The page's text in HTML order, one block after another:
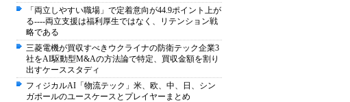
「両立しやすい職場」で定着意向が44.9ポイント上が
る----両立支援は福利厚生ではなく、リテンション戦
略である
三菱電機が買収すべきウクライナの防衛テック企業3
社をAI駆動型M&Aの方法論で特定、買収金額を割り
出すケーススタディ
フィジカルAI「物流テック」米、欧、中、日、シン
ガポールのユースケースとプレイヤーまとめ